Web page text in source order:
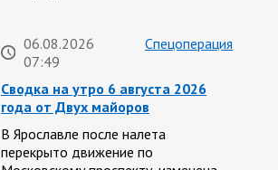
06.08.2026
07:49
Спецоперация
Сводка на утро 6 августа 2026
года от Двух майоров
В Ярославле после налета
перекрыто движение по